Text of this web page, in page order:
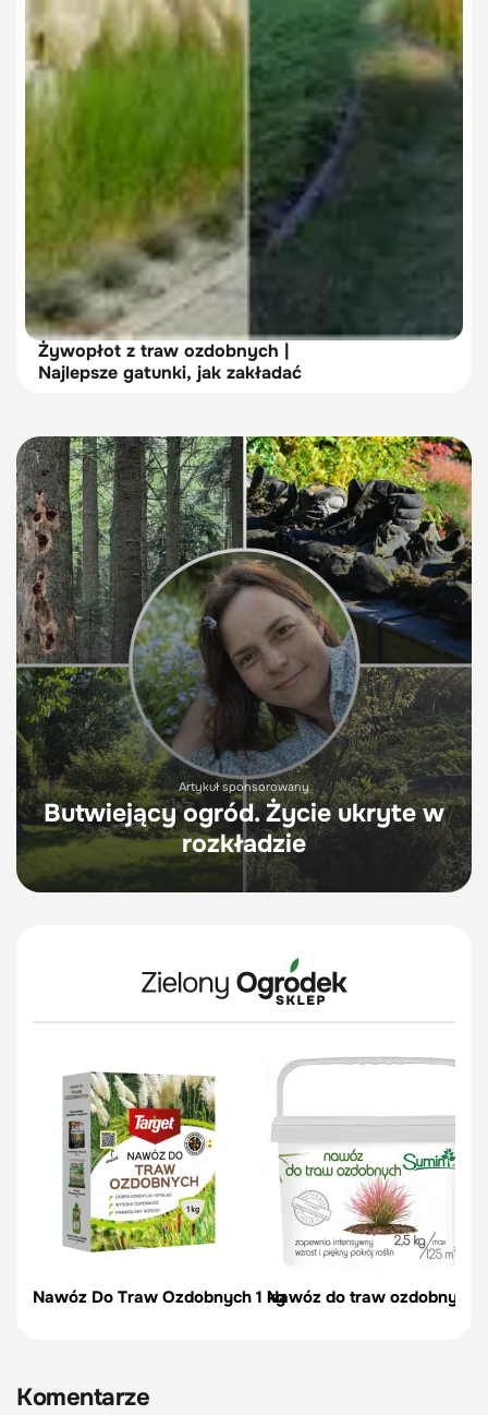
Żywopłot z traw ozdobnych |
Najlepsze gatunki, jak zakładać
Artykuł sponsorowany
Butwiejący ogród. Życie ukryte w
rozkładzie
Nawóz Do Traw Ozdobnych 1 kgNawóz do traw ozdobnych
Komentarze